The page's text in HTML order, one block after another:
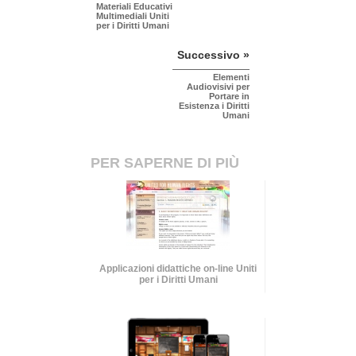
Materiali Educativi
Multimediali Uniti
per i Diritti Umani
Successivo »
Elementi
Audiovisivi per
Portare in
Esistenza i Diritti
Umani
PER SAPERNE DI PIÙ
Applicazioni didattiche on-line Uniti
per i Diritti Umani